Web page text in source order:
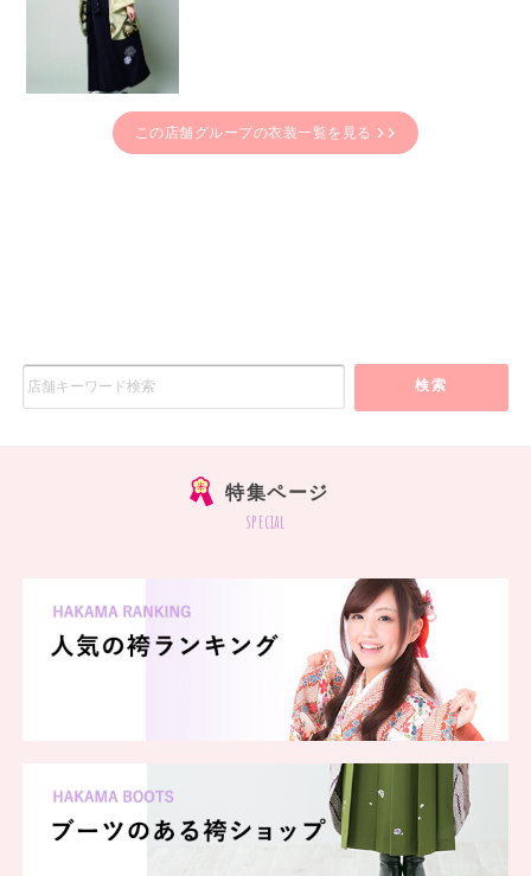
この店舗グループの衣装一覧を見る
検索
特集ページ
special